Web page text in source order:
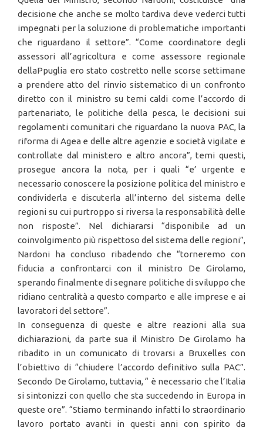
decisione che anche se molto tardiva deve vederci tutti
impegnati per la soluzione di problematiche importanti
che riguardano il settore”. “Come coordinatore degli
assessori all’agricoltura e come assessore regionale
dellaPpuglia ero stato costretto nelle scorse settimane
a prendere atto del rinvio sistematico di un confronto
diretto con il ministro su temi caldi come l’accordo di
partenariato, le politiche della pesca, le decisioni sui
regolamenti comunitari che riguardano la nuova PAC, la
riforma di Agea e delle altre agenzie e società vigilate e
controllate dal ministero e altro ancora”, temi questi,
prosegue ancora la nota, per i quali “e’ urgente e
necessario conoscere la posizione politica del ministro e
condividerla e discuterla all’interno del sistema delle
regioni su cui purtroppo si riversa la responsabilità delle
non risposte”. Nel dichiararsi “disponibile ad un
coinvolgimento più rispettoso del sistema delle regioni”,
Nardoni ha concluso ribadendo che “torneremo con
fiducia a confrontarci con il ministro De Girolamo,
sperando finalmente di segnare politiche di sviluppo che
ridiano centralità a questo comparto e alle imprese e ai
lavoratori del settore”.
In conseguenza di queste e altre reazioni alla sua
dichiarazioni, da parte sua il Ministro De Girolamo ha
ribadito in un comunicato di trovarsi a Bruxelles con
l’obiettivo di “chiudere l’accordo definitivo sulla PAC”.
Secondo De Girolamo, tuttavia, “ è necessario che l’Italia
si sintonizzi con quello che sta succedendo in Europa in
queste ore”. “Stiamo terminando infatti lo straordinario
lavoro portato avanti in questi anni con spirito da